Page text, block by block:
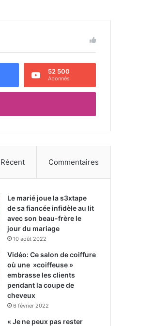
52 500
Abonnés
Récent Commentaires
Le marié joue la s3xtape
de sa fiancée infidèle au lit
avec son beau-frère le
jour du mariage
10 août 2022
Vidéo: Ce salon de coiffure
où une »coiffeuse »
embrasse les clients
pendant la coupe de
cheveux
6 février 2022
« Je ne peux pas rester